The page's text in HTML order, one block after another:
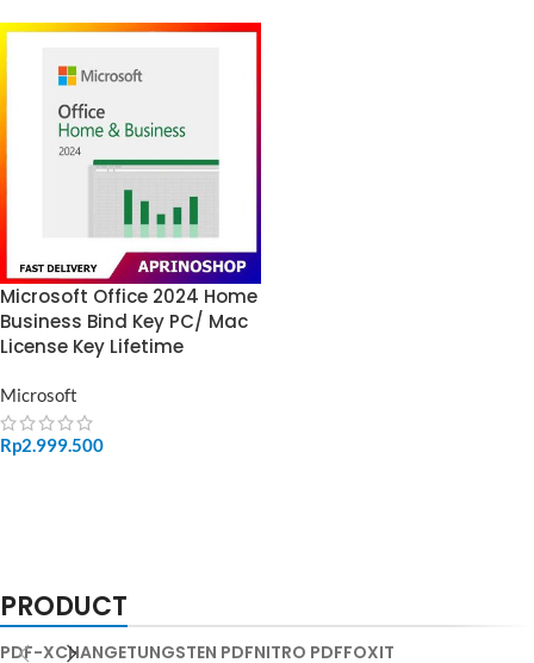
Microsoft Office 2024 Home
Business Bind Key PC/ Mac
License Key Lifetime
Microsoft
Rp2.999.500
PRODUCT
PDF-XCHANGETUNGSTEN PDFNITRO PDFFOXIT